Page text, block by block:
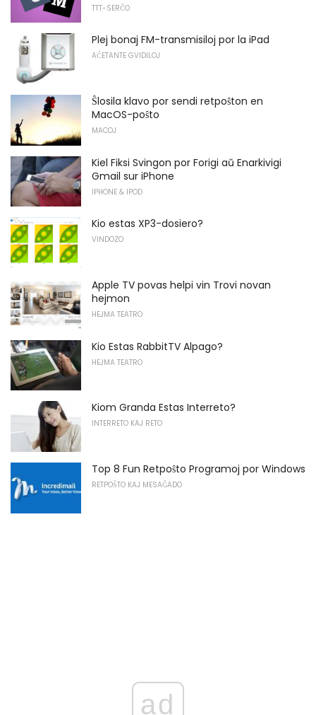
TTT-SERĈO
Plej bonaj FM-transmisiloj por la iPad
AĈETANTE GVIDILOJ
Ŝlosila klavo por sendi retpoŝton en
MacOS-poŝto
MACOJ
Kiel Fiksi Svingon por Forigi aŭ Enarkivigi
Gmail sur iPhone
IPHONE & IPOD
Kio estas XP3-dosiero?
VINDOZO
Apple TV povas helpi vin Trovi novan
hejmon
HEJMA TEATRO
Kio Estas RabbitTV Alpago?
HEJMA TEATRO
Kiom Granda Estas Interreto?
INTERRETO KAJ RETO
Top 8 Fun Retpoŝto Programoj por Windows
RETPOŜTO KAJ MESAĜADO
ad